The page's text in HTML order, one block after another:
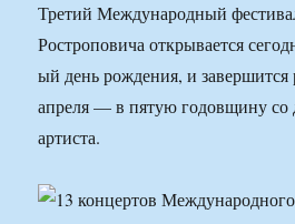
Третий Международный
Ростроповича открывается
ый день рождения, и завершится
апреля — в пятую годовщину со
артиста.